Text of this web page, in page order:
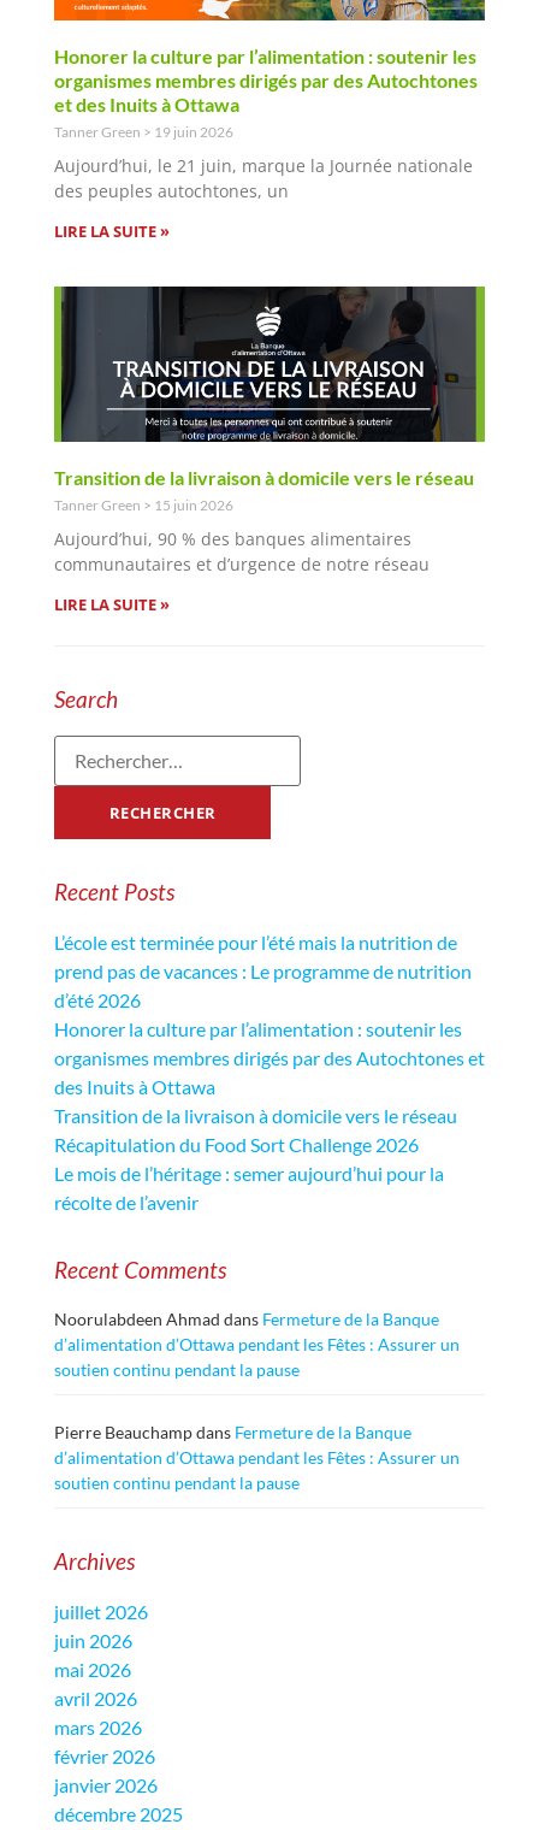
Honorer la culture par l’alimentation : soutenir les
organismes membres dirigés par des Autochtones
et des Inuits à Ottawa
Tanner Green 19 juin 2026
Aujourd’hui, le 21 juin, marque la Journée nationale
des peuples autochtones, un
LIRE LA SUITE »
Transition de la livraison à domicile vers le réseau
Tanner Green 15 juin 2026
Aujourd’hui, 90 % des banques alimentaires
communautaires et d’urgence de notre réseau
LIRE LA SUITE »
Search
Recent Posts
L’école est terminée pour l’été mais la nutrition de
prend pas de vacances : Le programme de nutrition
d’été 2026
Honorer la culture par l’alimentation : soutenir les
organismes membres dirigés par des Autochtones et
des Inuits à Ottawa
Transition de la livraison à domicile vers le réseau
Récapitulation du Food Sort Challenge 2026
Le mois de l’héritage : semer aujourd’hui pour la
récolte de l’avenir
Recent Comments
Noorulabdeen Ahmad dans Fermeture de la Banque
d’alimentation d’Ottawa pendant les Fêtes : Assurer un
soutien continu pendant la pause
Pierre Beauchampdans Fermeture de la Banque
d’alimentation d’Ottawa pendant les Fêtes : Assurer un
soutien continu pendant la pause
Archives
juillet 2026
juin 2026
mai 2026
avril 2026
mars 2026
février 2026
janvier 2026
décembre 2025